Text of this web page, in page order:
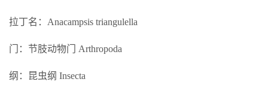
拉丁名：Anacampsis triangulella
门：节肢动物门 Arthropoda
纲：昆虫纲 Insecta